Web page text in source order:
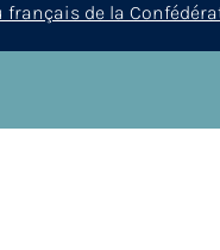
de la